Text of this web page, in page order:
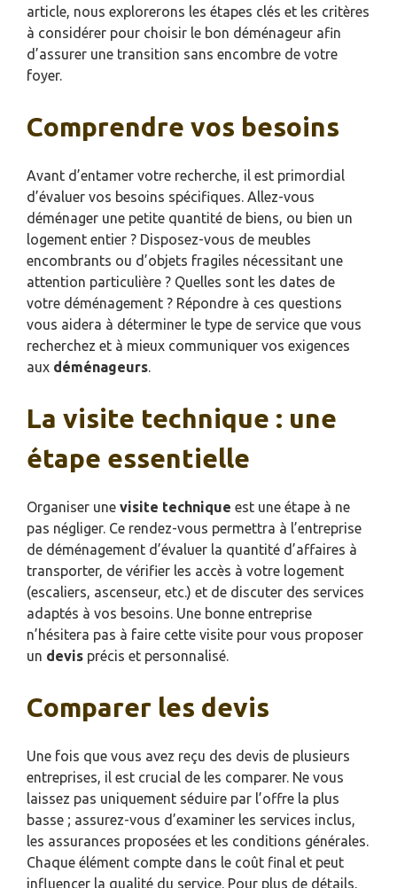
article, nous explorerons les étapes clés et les critères
à considérer pour choisir le bon déménageur afin
d’assurer une transition sans encombre de votre
foyer.
Comprendre vos besoins
Avant d’entamer votre recherche, il est primordial
d’évaluer vos besoins spécifiques. Allez-vous
déménager une petite quantité de biens, ou bien un
logement entier ? Disposez-vous de meubles
encombrants ou d’objets fragiles nécessitant une
attention particulière ? Quelles sont les dates de
votre déménagement ? Répondre à ces questions
vous aidera à déterminer le type de service que vous
recherchez et à mieux communiquer vos exigences
aux déménageurs.
La visite technique : une
étape essentielle
Organiser une visite technique est une étape à ne
pas négliger. Ce rendez-vous permettra à l’entreprise
de déménagement d’évaluer la quantité d’affaires à
transporter, de vérifier les accès à votre logement
(escaliers, ascenseur, etc.) et de discuter des services
adaptés à vos besoins. Une bonne entreprise
n’hésitera pas à faire cette visite pour vous proposer
un devis précis et personnalisé.
Comparer les devis
Une fois que vous avez reçu des devis de plusieurs
entreprises, il est crucial de les comparer. Ne vous
laissez pas uniquement séduire par l’offre la plus
basse ; assurez-vous d’examiner les services inclus,
les assurances proposées et les conditions générales.
Chaque élément compte dans le coût final et peut
influencer la qualité du service. Pour plus de détails,